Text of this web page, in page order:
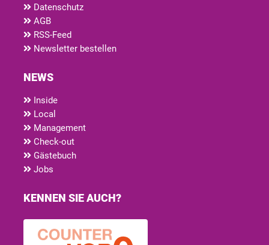
Datenschutz
AGB
RSS-Feed
Newsletter bestellen
NEWS
Inside
Local
Management
Check-out
Gästebuch
Jobs
KENNEN SIE AUCH?